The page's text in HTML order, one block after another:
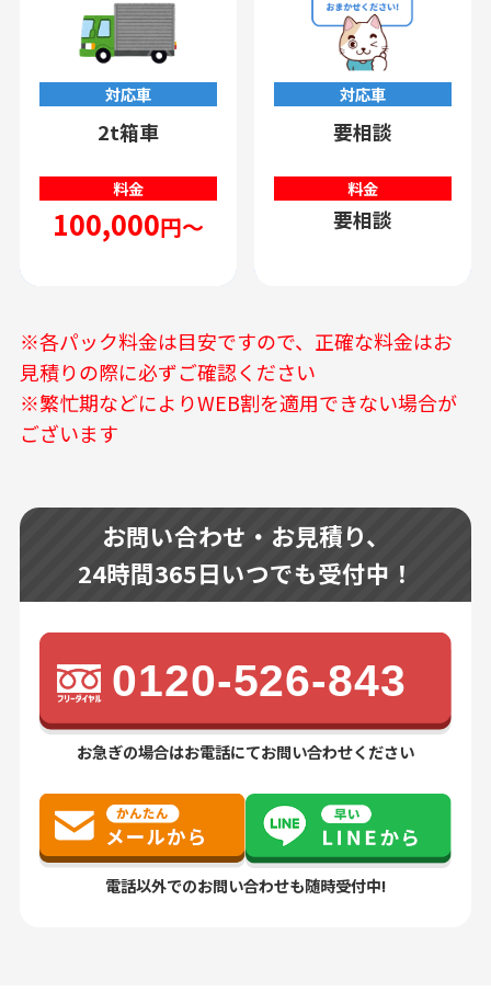
対応車
2t箱車
料金
100,000円～
対応車
要相談
料金
要相談
※各パック料金は目安ですので、正確な料金はお
見積りの際に必ずご確認ください
※繁忙期などによりWEB割を適用できない場合が
ございます
お問い合わせ・お見積り、
24時間365日いつでも受付中！
0120-526-843
お急ぎの場合はお電話にてお問い合わせください
電話以外でのお問い合わせも随時受付中!